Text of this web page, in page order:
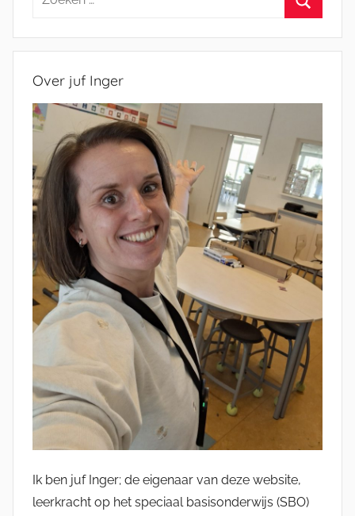
Over juf Inger
Ik ben juf Inger; de eigenaar van deze website,
leerkracht op het speciaal basisonderwijs (SBO)